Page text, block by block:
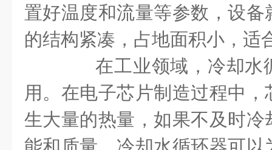
置好温度和流量等参数，设
的结构紧凑，占地面积小，适
在工业领域，冷却水
用。在电子芯片制造过程中
生大量的热量，如果不及时